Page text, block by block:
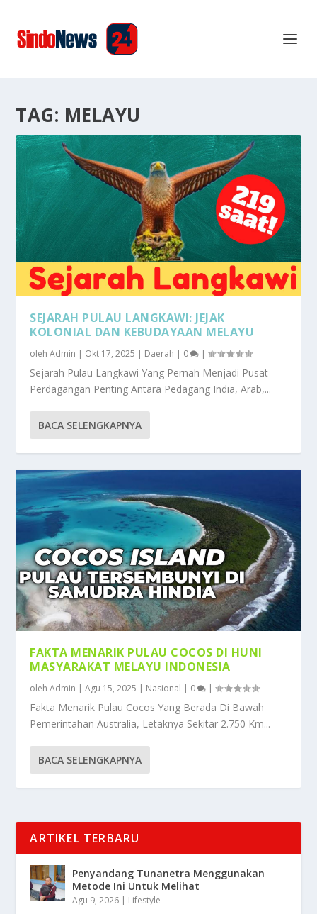
TAG: MELAYU
SEJARAH PULAU LANGKAWI: JEJAK
KOLONIAL DAN KEBUDAYAAN MELAYU
olehAdmin | Okt 17, 2025 | Daerah | 0 |
Sejarah Pulau Langkawi Yang Pernah Menjadi Pusat
Perdagangan Penting Antara Pedagang India, Arab,...
BACA SELENGKAPNYA
FAKTA MENARIK PULAU COCOS DI HUNI
MASYARAKAT MELAYU INDONESIA
olehAdmin |Agu 15, 2025 | Nasional | 0 |
Fakta Menarik Pulau Cocos Yang Berada Di Bawah
Pemerintahan Australia, Letaknya Sekitar 2.750 Km...
BACA SELENGKAPNYA
ARTIKEL TERBARU
Penyandang Tunanetra Menggunakan
Metode Ini Untuk Melihat
Agu 9, 2026 | Lifestyle